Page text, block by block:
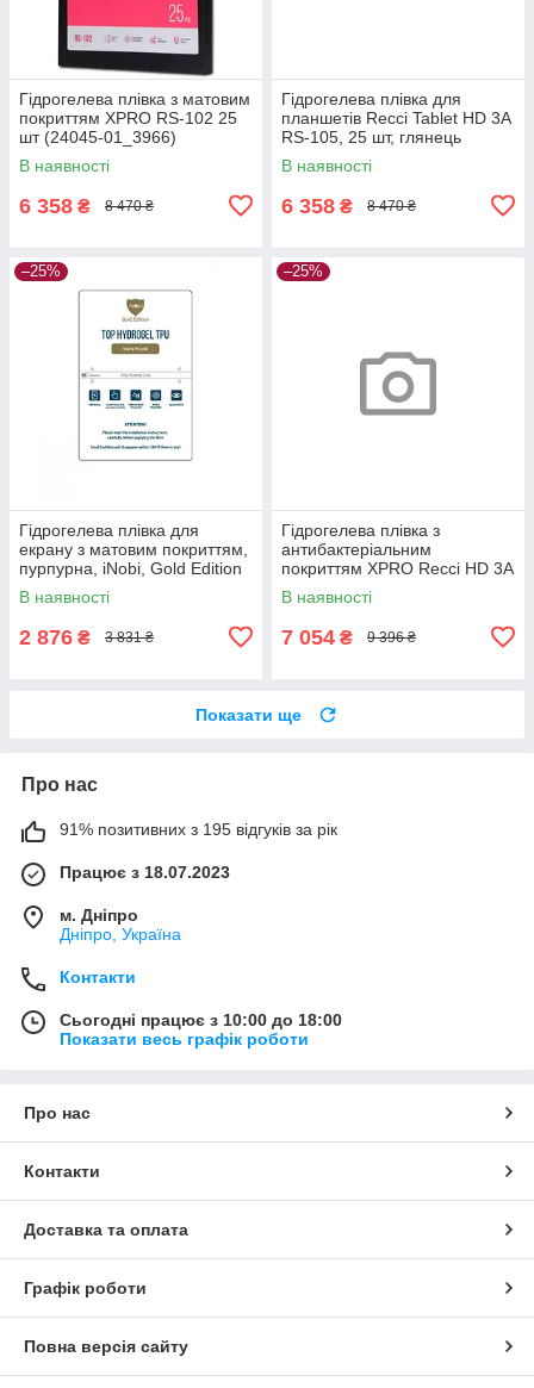
Гідрогелева плівка з матовим
покриттям XPRO RS-102 25
шт (24045-01_3966)
В наявності
6 358 ₴ 8 470 ₴
Гідрогелева плівка для
планшетів Recci Tablet HD 3A
RS-105, 25 шт, глянець
(24043-01_3966)
В наявності
6 358 ₴ 8 470 ₴
–25%
Гідрогелева плівка для
екрану з матовим покриттям,
пурпурна, iNobi, Gold Edition
Matte Purple PG-005 25 штук
(24021-01_1736)
В наявності
2 876 ₴ 3 831 ₴
–25%
Гідрогелева плівка з
антибактеріальним
покриттям XPRO Recci HD 3A
Antibacterial 50 шт Глянец +
QR (24052-01_4462)
В наявності
7 054 ₴ 9 396 ₴
Показати ще
Про нас
91% позитивних з 195 відгуків за рік
Працює з 18.07.2023
м. Дніпро
Дніпро, Україна
Контакти
Сьогодні працює з 10:00 до 18:00
Показати весь графік роботи
Про нас
Контакти
Доставка та оплата
Графік роботи
Повна версія сайту